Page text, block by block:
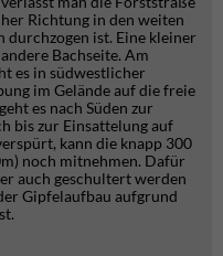
Richtung in den weiten
durchzogen ist. Eine kleiner
Bachseite. Am
es in südwestlicher
im Gelände auf die freie
es nach Süden zur
bis zur Einsattelung auf
kann die knapp 300
noch mitnehmen. Dafür
auch geschultert werden
Gipfelaufbau aufgrund